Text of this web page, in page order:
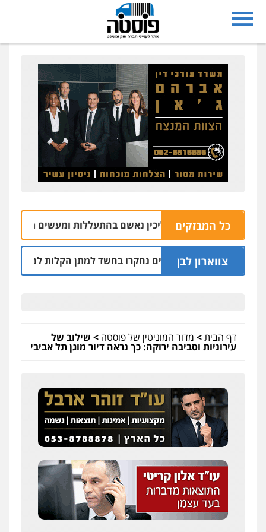
כל המבזקים
משק במושב אליכין נאשם בהתעללות ומעשים מגונים בשתי
צווארון לבן
שלושה שוטרים נחקרו בחשד למתן הקלות למועדון בבעלות
דף הבית> מדור המוניטין של פוסטה > שילוב של
עירוניות וסביבה ירוקה: כך נראה דיור מוגן תל אביבי
פלילי צווארון לבן מעצרים הליכי הסגרה
0522249087
עו"ד עידית שינו-אמיתי
חמורה מעצרים וחקירות
0507587013
עו"ד נס בן נתן